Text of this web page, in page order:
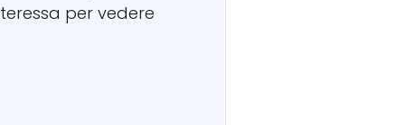
per vedere